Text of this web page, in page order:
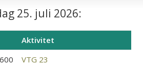
25. juli 2026:
Aktivitet
VTG 23